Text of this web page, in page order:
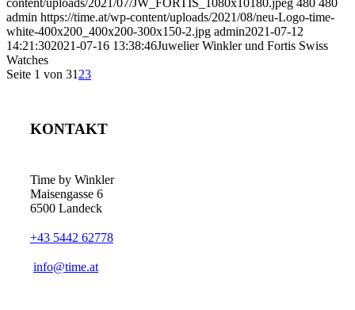
content/uploads/2021/07/JW_FORTIS_1080x10180.jpeg 480 480
admin https://time.at/wp-content/uploads/2021/08/neu-Logo-time-
white-400x200_400x200-300x150-2.jpg admin2021-07-12
14:21:302021-07-16 13:38:46Juwelier Winkler und Fortis Swiss
Watches
Seite 1 von 31 23
KONTAKT
Time by Winkler
Maisengasse 6
6500 Landeck
+43 5442 62778
­info@time.at